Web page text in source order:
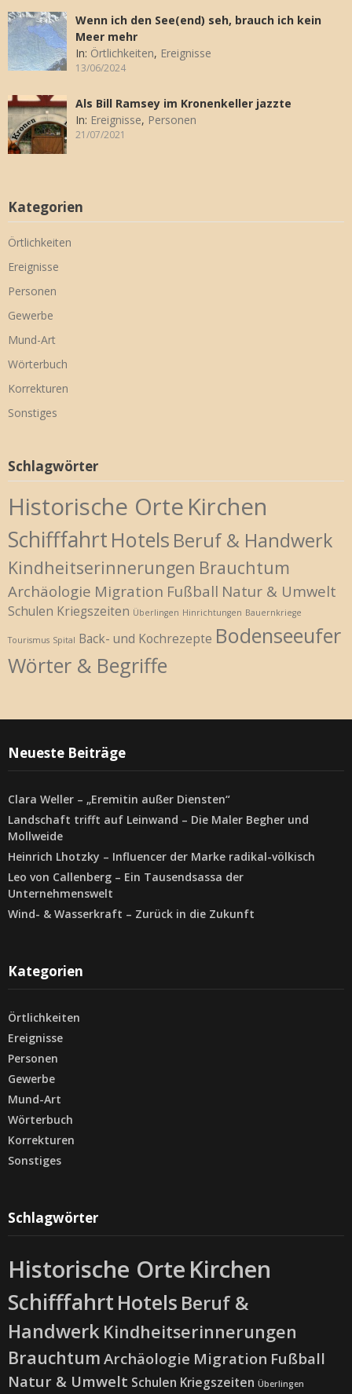
Wenn ich den See(end) seh, brauch ich kein
Meer mehr
In: Örtlichkeiten, Ereignisse
13/06/2024
Als Bill Ramsey im Kronenkeller jazzte
In: Ereignisse, Personen
21/07/2021
Kategorien
Örtlichkeiten
Ereignisse
Personen
Gewerbe
Mund-Art
Wörterbuch
Korrekturen
Sonstiges
Schlagwörter
Historische Orte Kirchen
Schifffahrt Hotels Beruf & Handwerk
Kindheitserinnerungen Brauchtum
Archäologie Migration Fußball Natur & Umwelt
Schulen Kriegszeiten Überlingen Hinrichtungen Bauernkriege
Tourismus Spital Back- und Kochrezepte Bodenseeufer
Wörter & Begriffe
Neueste Beiträge
Clara Weller – „Eremitin außer Diensten“
Landschaft trifft auf Leinwand – Die Maler Begher und
Mollweide
Heinrich Lhotzky – Influencer der Marke radikal-völkisch
Leo von Callenberg – Ein Tausendsassa der
Unternehmenswelt
Wind- & Wasserkraft – Zurück in die Zukunft
Kategorien
Örtlichkeiten
Ereignisse
Personen
Gewerbe
Mund-Art
Wörterbuch
Korrekturen
Sonstiges
Schlagwörter
Historische Orte Kirchen
Schifffahrt Hotels Beruf &
Handwerk Kindheitserinnerungen
Brauchtum Archäologie Migration Fußball
Natur & Umwelt Schulen Kriegszeiten Überlingen